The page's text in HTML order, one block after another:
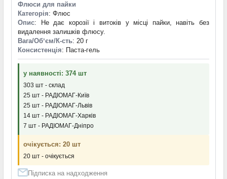
Флюси для пайки
Категорія: Флюс
Опис: Не дає корозії і витоків у місці пайки, навіть без
видалення залишків флюсу.
Вага/Обʼєм/К-сть: 20 г
Консистенція: Паста-гель
у наявності: 374 шт
303 шт - склад
25 шт - РАДІОМАГ-Київ
25 шт - РАДІОМАГ-Львів
14 шт - РАДІОМАГ-Харків
7 шт - РАДІОМАГ-Дніпро
очікується: 20 шт
20 шт - очікується
Підписка на надходження